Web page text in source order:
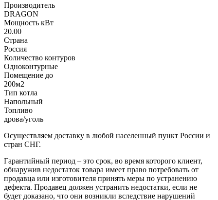
Производитель
DRAGON
Мощность кВт
20.00
Страна
Россия
Количество контуров
Одноконтурные
Помещение до
200м2
Тип котла
Напольный
Топливо
дрова/уголь
Осуществляем доставку в любой населенный пункт России и
стран СНГ.
Гарантийный период – это срок, во время которого клиент,
обнаружив недостаток товара имеет право потребовать от
продавца или изготовителя принять меры по устранению
дефекта. Продавец должен устранить недостатки, если не
будет доказано, что они возникли вследствие нарушений